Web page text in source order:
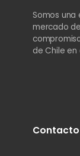
Somos una
mercado
de Chile en
Contacto